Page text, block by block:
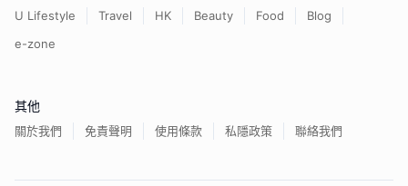
U Lifestyle Travel HK Beauty Food
Blog
e-zone
其他
關於我們 免責聲明 使用條款 私隱政策 聯絡我們